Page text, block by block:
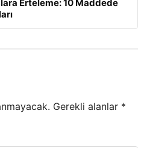
Erteleme: 10 Maddede
Gerekli alanlar *